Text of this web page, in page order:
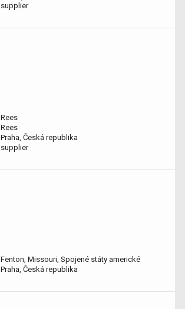
supplier
Rees
Rees
Praha, Česká republika
supplier
Fenton, Missouri, Spojené státy americké
Praha, Česká republika